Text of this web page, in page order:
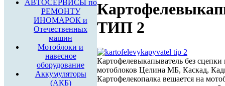
АВТОСЕРВИСЫ по
РЕМОНТУ
ИНОМАРОК и
Отечественных
машин
Мотоблоки и
навесное
оборудование
Аккумуляторы
(АКБ)
ТИП 2
Картофелевыкапыватель без сцепки
мотоблоков Целина МБ, Каскад,
Картофелекопалка вешается на